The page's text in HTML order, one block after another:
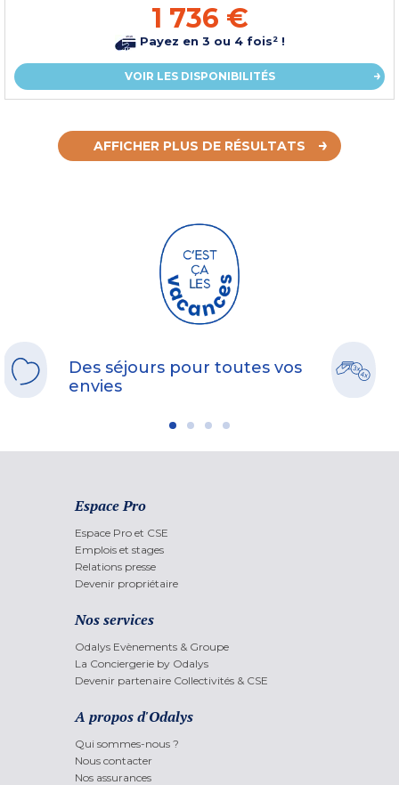
1 736 €
Payez en 3 ou 4 fois² !
VOIR LES DISPONIBILITÉS
AFFICHER PLUS DE RÉSULTATS
Des séjours pour toutes vos
envies
Espace Pro
Espace Pro et CSE
Emplois et stages
Relations presse
Devenir propriétaire
Nos services
Odalys Evènements & Groupe
La Conciergerie by Odalys
Devenir partenaire Collectivités & CSE
A propos d'Odalys
Qui sommes-nous ?
Nous contacter
Nos assurances